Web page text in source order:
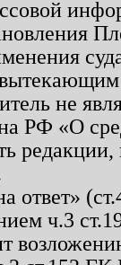
не
РФ «О
ответ»
ч.3